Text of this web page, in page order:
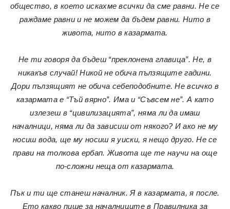
общество, в което искахме всички да сме равни. Не се
раждаме равни и не можем да бъдем равни. Нито в
живота, нито в казармата.
Не ти говоря да бъдеш “преклонена главица”. Не, в
никакъв случай! Никой не обича пълзящите гадини.
Дори пълзящият не обича себеподобните. Не всичко в
казармата е “Тъй вярно”. Има и “Съвсем не”. А като
излезеш в “цивилизацията”, няма ли да имаш
началници, няма ли да зависиш от някого? И ако не му
носиш вода, ще му носиш я уиски, я нещо друго. Не се
прави на толкова ербап. Живота ще те научи на още
по-сложни неща от казармата.
Пък и ти ще станеш началник. Я в казармата, я после.
Ето какво пише за началниците в Правилника за